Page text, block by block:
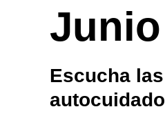
Junio
Escucha